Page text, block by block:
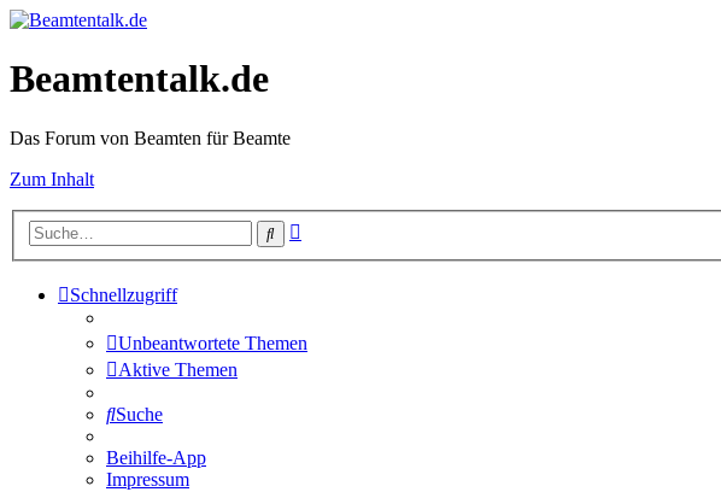
Beamtentalk.de
Das Forum von Beamten für Beamte
Zum Inhalt
Suche
Schnellzugriff
Unbeantwortete Themen
Aktive Themen
Suche
Beihilfe-App
Impressum